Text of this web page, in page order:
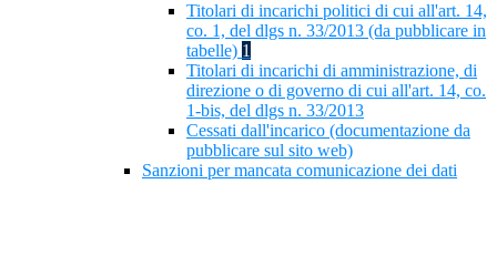
Titolari di incarichi politici di cui all'art. 14,
co. 1, del dlgs n. 33/2013 (da pubblicare in
tabelle) 1
Titolari di incarichi di amministrazione, di
direzione o di governo di cui all'art. 14, co.
1-bis, del dlgs n. 33/2013
Cessati dall'incarico (documentazione da
pubblicare sul sito web)
Sanzioni per mancata comunicazione dei dati